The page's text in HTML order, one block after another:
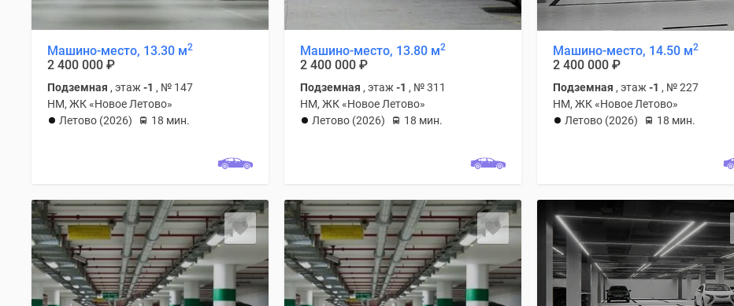
Машино-место, 13.30 м2
2 400 000 ₽
Подземная , этаж -1 , № 147
НМ, ЖК «Новое Летово»
Летово (2026)
18 мин.
Машино-место, 13.80 м2
2 400 000 ₽
Подземная , этаж -1 , № 311
НМ, ЖК «Новое Летово»
Летово (2026)
18 мин.
Машино-место, 14.50 м2
2 400 000 ₽
Подземная , этаж -1 , № 227
НМ, ЖК «Новое Летово»
Летово (2026)
18 мин.